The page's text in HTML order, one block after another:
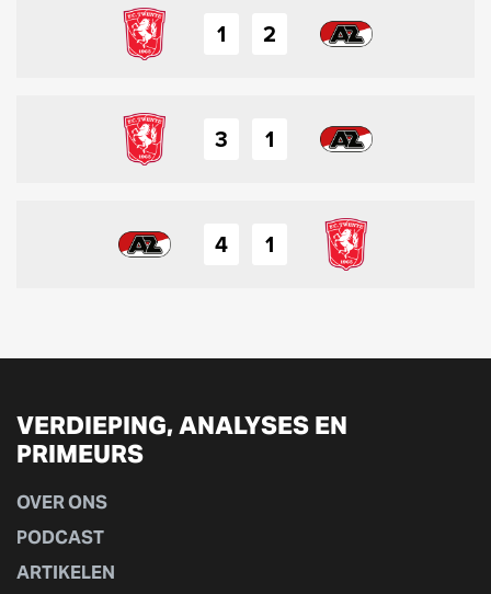
1 2
3 1
4 1
VERDIEPING, ANALYSES EN
PRIMEURS
OVER ONS
PODCAST
ARTIKELEN